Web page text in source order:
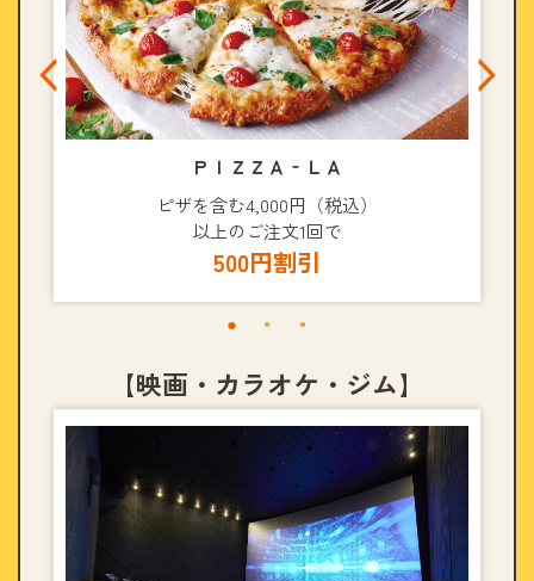
ＰＩＺＺＡ‐ＬＡ
ピザを含む4,000円（税込）
以上のご注文1回で
500円割引
【映画・カラオケ・ジム】